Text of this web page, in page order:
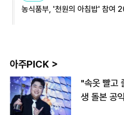
농식품부, '천원의 아침밥' 참여
아주PICK >
"속옷 빨고
생 돌본 공